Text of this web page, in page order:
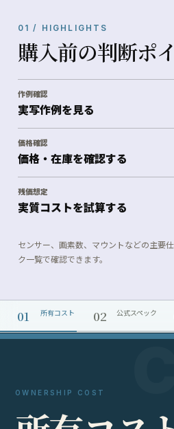
01 / HIGHLIGHTS
購入前の判断ポ
作例確認
実写作例を見る
価格確認
価格・在庫を確認する
残価想定
実質コストを試算する
センサー、画素数、マウントなどの主要
ク一覧で確認できます。
01 所有コスト 02 公式スペック
OWNERSHIP COST